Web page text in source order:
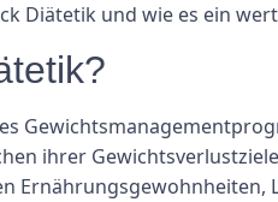
Diätetik und wie es ein
ihrer